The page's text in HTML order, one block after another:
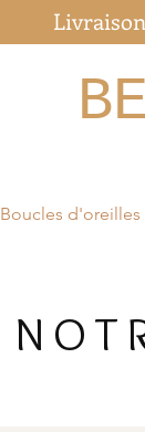
BE
Boucles d'oreilles